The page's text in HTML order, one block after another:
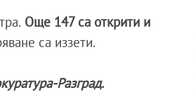
Още 147 са открити и
са иззети.
Разград.